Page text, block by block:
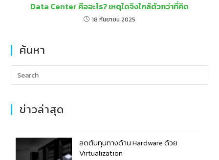
Data Center คืออะไร? เหตุใดจึงใกล้ตัวกว่าที่คิด
18 กันยายน 2025
ค้นหา
ข่าวล่าสุด
ลดต้นทุนทางด้าน Hardware ด้วย
Virtualization